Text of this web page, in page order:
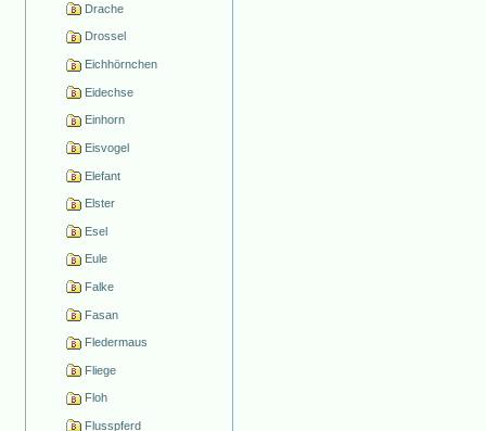
Drache
Drossel
Eichhörnchen
Eidechse
Einhorn
Eisvogel
Elefant
Elster
Esel
Eule
Falke
Fasan
Fledermaus
Fliege
Floh
Flusspferd